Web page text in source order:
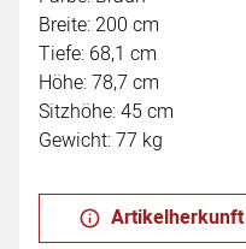
Breite: 200 cm
Tiefe: 68,1 cm
Höhe: 78,7 cm
Sitzhöhe: 45 cm
Gewicht: 77 kg
Artikelherkunft